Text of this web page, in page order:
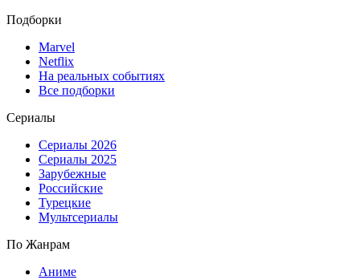
Подборки
Marvel
Netflix
На реальных событиях
Все подборки
Сериалы
Сериалы 2026
Сериалы 2025
Зарубежные
Российские
Турецкие
Мультсериалы
По Жанрам
Аниме